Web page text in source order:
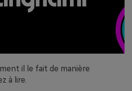
il le fait de manière
à lire.